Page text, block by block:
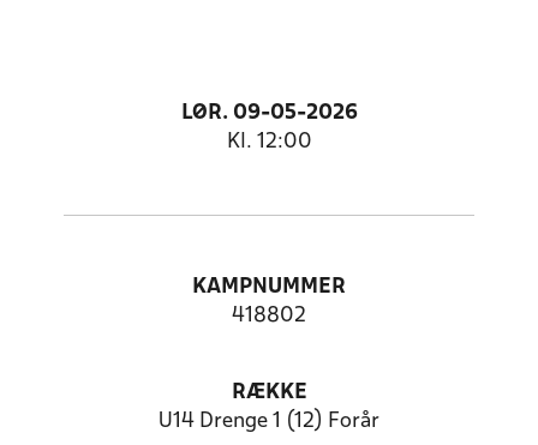
LØR. 09-05-2026
Kl. 12:00
KAMPNUMMER
418802
RÆKKE
U14 Drenge 1 (12) Forår